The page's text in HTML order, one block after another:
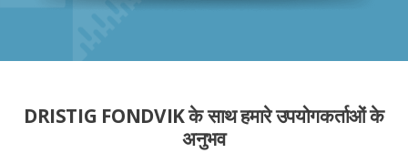
DRISTIG FONDVIK के साथ हमारे उपयोगकर्ताओं के
अनुभव